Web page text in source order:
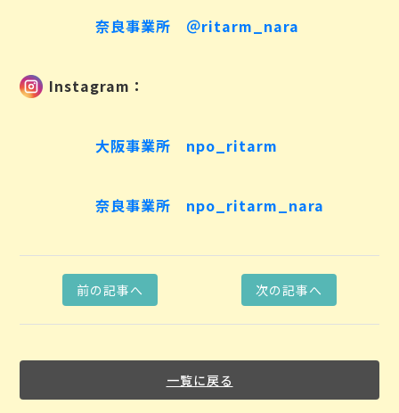
奈良事業所 ＠ritarm_nara
Instagram：
大阪事業所 npo_ritarm
奈良事業所 npo_ritarm_nara
前の記事へ 次の記事へ
一覧に戻る